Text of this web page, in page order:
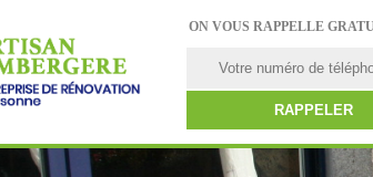
ON VOUS RAPPELLE